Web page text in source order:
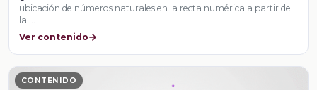
ubicación de números naturales en la recta numérica a partir de
la …
Ver contenido
CONTENIDO